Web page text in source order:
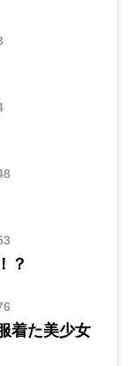
？
着た美少女